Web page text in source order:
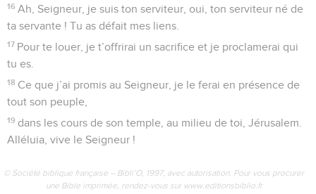
16 Ah, Seigneur, je suis ton serviteur, oui, ton serviteur né de
ta servante ! Tu as défait mes liens.
17 Pour te louer, je t’offrirai un sacrifice et je proclamerai qui
tu es.
18 Ce que j’ai promis au Seigneur, je le ferai en présence de
tout son peuple,
19 dans les cours de son temple, au milieu de toi, Jérusalem.
Alléluia, vive le Seigneur !
© Société biblique française – Bibli’O, 1997, avec autorisation. Pour vous procurer
une Bible imprimée, rendez-vous sur www.editionsbiblio.fr